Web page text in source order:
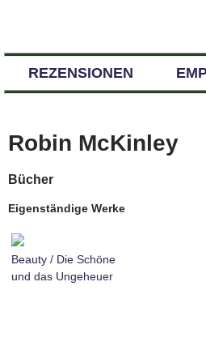
REZENSIONEN
Robin McKinley
Bücher
Eigenständige Werke
Beauty / Die Schöne
und das Ungeheuer